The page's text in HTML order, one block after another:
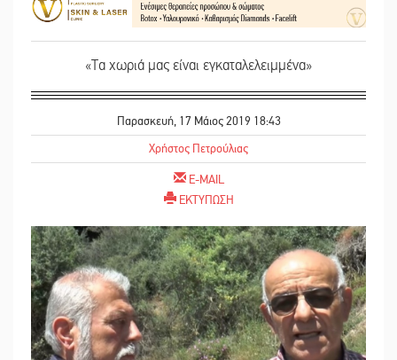
«Τα χωριά μας είναι εγκαταλελειμμένα»
Παρασκευή, 17 Μάιος 2019 18:43
Χρήστος Πετρούλιας
E-MAIL
ΕΚΤΥΠΩΣΗ